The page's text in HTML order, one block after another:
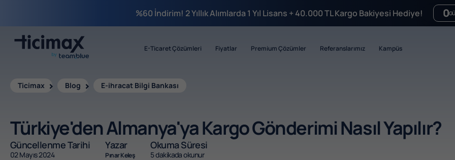
%60 İndirim! 2 Yıllık Alımlarda 1 Yıl Lisans + 40.000 TL Kargo Bakiyesi Hediye! 0
E-Ticaret Çözümleri Fiyatlar Premium Çözümler Referanslarımız Kampüs
Ticimax Blog E-ihracat Bilgi Bankası
Türkiye'den Almanya'ya Kargo Gönderimi Nasıl Yapılır?
Güncellenme Tarihi
02 Mayıs 2024
Yazar
Pınar Keleş
Okuma Süresi
5 dakikada okunur